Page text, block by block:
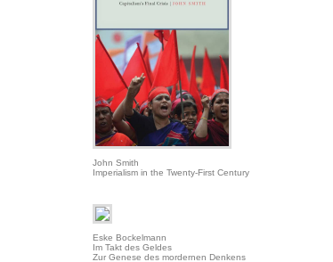
John Smith
Imperialism in the Twenty-First Century
Eske Bockelmann
Im Takt des Geldes
Zur Genese des mordernen Denkens